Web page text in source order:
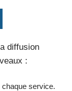
diffusion
:
chaque service.